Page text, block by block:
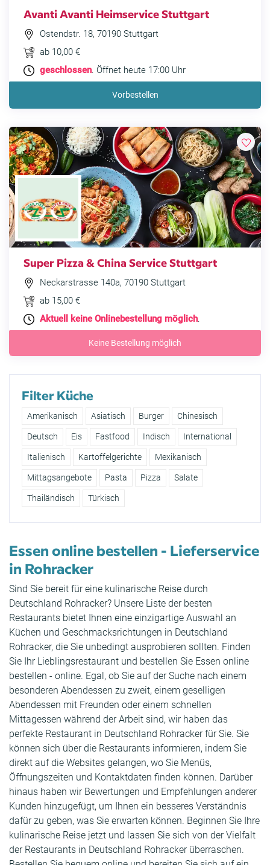
Avanti Avanti Heimservice Stuttgart
Ostendstr. 18, 70190 Stuttgart
ab 10,00 €
geschlossen. Öffnet heute 17:00 Uhr
Vorbestellen
Super Pizza & China Service Stuttgart
Neckarstrasse 140a, 70190 Stuttgart
ab 15,00 €
Aktuell keine Onlinebestellung möglich.
Keine Bestellung möglich
Filter Küche
Amerikanisch Asiatisch Burger Chinesisch
Deutsch Eis Fastfood Indisch International
Italienisch Kartoffelgerichte Mexikanisch
Mittagsangebote Pasta Pizza Salate
Thailändisch Türkisch
Essen online bestellen - Lieferservice
in Rohracker
Sind Sie bereit für eine kulinarische Reise durch
Deutschland Rohracker? Unsere Liste der besten
Restaurants bietet Ihnen eine einzigartige Auswahl an
Küchen und Geschmacksrichtungen in Deutschland
Rohracker, die Sie unbedingt ausprobieren sollten. Finden
Sie Ihr Lieblingsrestaurant und bestellen Sie Essen online
bestellen - online. Egal, ob Sie auf der Suche nach einem
besonderen Abendessen zu zweit, einem geselligen
Abendessen mit Freunden oder einem schnellen
Mittagessen während der Arbeit sind, wir haben das
perfekte Restaurant in Deutschland Rohracker für Sie. Sie
können sich über die Restaurants informieren, indem Sie
direkt auf die Websites gelangen, wo Sie Menüs,
Öffnungszeiten und Kontaktdaten finden können. Darüber
hinaus haben wir Bewertungen und Empfehlungen anderer
Kunden hinzugefügt, um Ihnen ein besseres Verständnis
dafür zu geben, was Sie erwarten können. Beginnen Sie Ihre
kulinarische Reise jetzt und lassen Sie sich von der Vielfalt
der Restaurants in Deutschland Rohracker überraschen.